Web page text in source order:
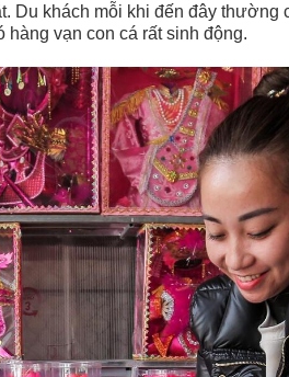
Du khách mỗi khi đến đây
hàng vạn con cá rất sinh động.